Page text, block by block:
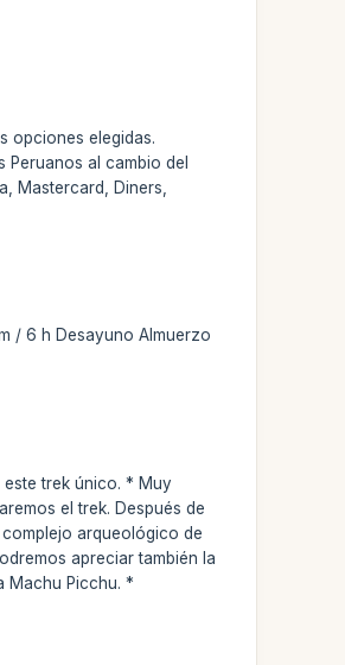
opciones elegidas.
Peruanos al cambio del
Mastercard, Diners,
/ 6 h Desayuno Almuerzo
trek único. * Muy
el trek. Después de
arqueológico de
apreciar también la
Machu Picchu. *